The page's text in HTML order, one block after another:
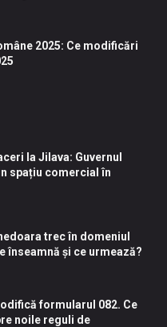
2025: Ce modificări
la Jilava: Guvernul
spațiu comercial în
trec în domeniul
înseamnă și ce urmează?
formularul 082. Ce
noile reguli de